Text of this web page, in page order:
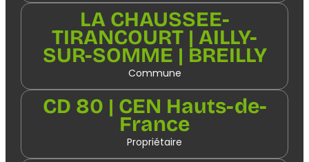
LA CHAUSSEE-
TIRANCOURT | AILLY-
SUR-SOMME | BREILLY
Commune
CD 80 | CEN Hauts-de-
France
Propriétaire